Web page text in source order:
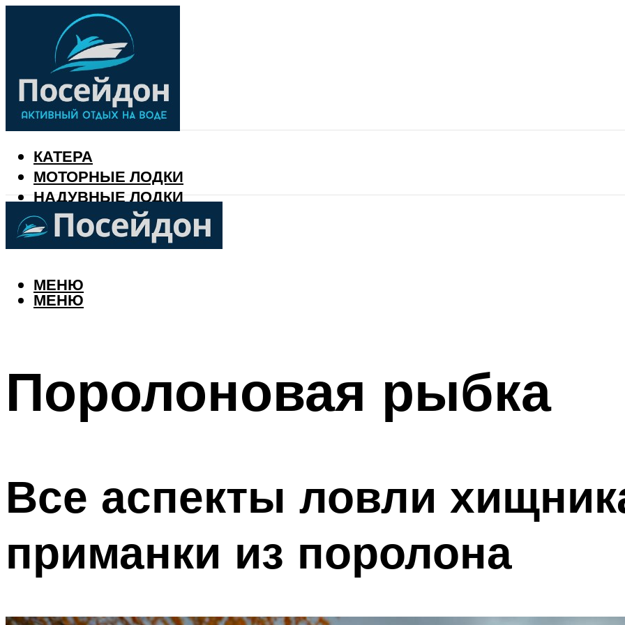
КАТЕРА
МОТОРНЫЕ ЛОДКИ
НАДУВНЫЕ ЛОДКИ
РЫБАЛКА
КАЛЕНДАРЬ РЫБАКА
МЕНЮ
МЕНЮ
Поролоновая рыбка
Все аспекты ловли
приманки из поролона